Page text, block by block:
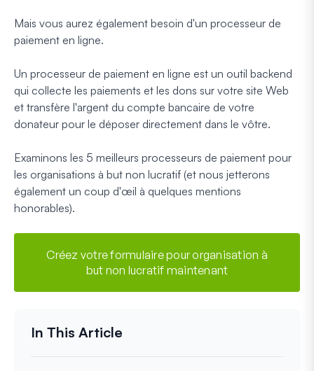
Mais vous aurez également besoin d'un processeur de
paiement en ligne.
Un processeur de paiement en ligne est un outil backend
qui collecte les paiements et les dons sur votre site Web
et transfère l'argent du compte bancaire de votre
donateur pour le déposer directement dans le vôtre.
Examinons les 5 meilleurs processeurs de paiement pour
les organisations à but non lucratif (et nous jetterons
également un coup d'œil à quelques mentions
honorables).
Créez votre formulaire pour organisation à
but non lucratif maintenant